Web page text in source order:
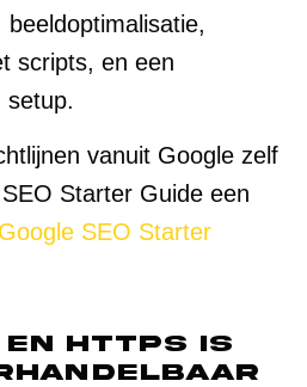
scripts, en een
setup.
vanuit Google zelf
Starter Guide een
Google SEO Starter
HTTPS is